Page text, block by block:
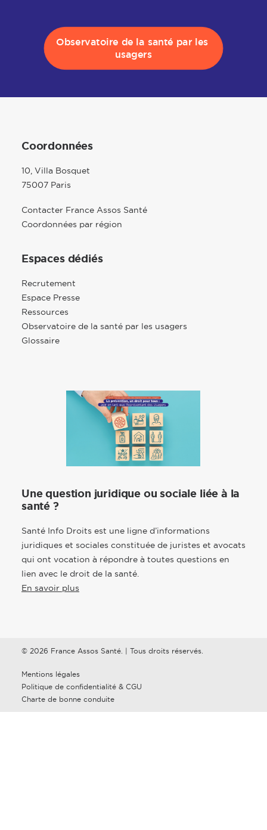
Observatoire de la santé par les
usagers
Coordonnées
10, Villa Bosquet
75007 Paris
Contacter France Assos Santé
Coordonnées par région
Espaces dédiés
Recrutement
Espace Presse
Ressources
Observatoire de la santé par les usagers
Glossaire
Une question juridique ou sociale liée à la
santé ?
Santé Info Droits est une ligne d’informations
juridiques et sociales constituée de juristes et avocats
qui ont vocation à répondre à toutes questions en
lien avec le droit de la santé.
En savoir plus
© 2026 France Assos Santé. | Tous droits réservés.
Mentions légales
Politique de confidentialité & CGU
Charte de bonne conduite